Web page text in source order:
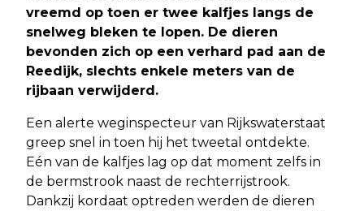
vreemd op toen er twee kalfjes langs de
snelweg bleken te lopen. De dieren
bevonden zich op een verhard pad aan de
Reedijk, slechts enkele meters van de
rijbaan verwijderd.
Een alerte weginspecteur van Rijkswaterstaat
greep snel in toen hij het tweetal ontdekte.
Eén van de kalfjes lag op dat moment zelfs in
de bermstrook naast de rechterrijstrook.
Dankzij kordaat optreden werden de dieren